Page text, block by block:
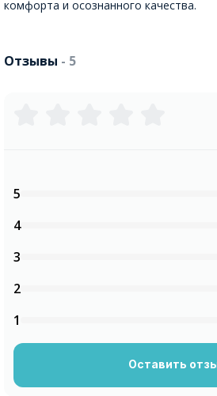
комфорта и осознанного качества.
Отзывы - 5
5
4
3
2
1
Оставить